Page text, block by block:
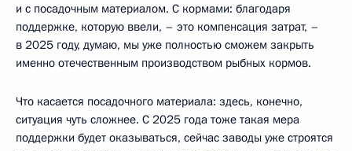
и с посадочным материалом. С кормами: благодаря
поддержке, которую ввели, – это компенсация затрат, –
в 2025 году, думаю, мы уже полностью сможем закрыть
именно отечественным производством рыбных кормов.
Что касается посадочного материала: здесь, конечно,
ситуация чуть сложнее. С 2025 года тоже такая мера
поддержки будет оказываться, сейчас заводы уже строятся